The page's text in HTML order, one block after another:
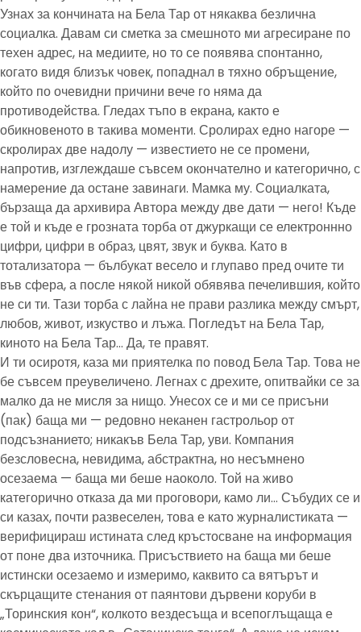
Узнах за кончината на Бела Тар от някаква безлична
социалка. Давам си сметка за смешното ми агресиране по
техен адрес, на медиите, но то се появява спонтанно,
когато видя близък човек, попаднал в тяхно обръщение,
който по очевидни причини вече го няма да
противодейства. Гледах тъпо в екрана, както е
обикновеното в такива моменти. Сролирах едно нагоре —
скролирах две надолу — известието не се промени,
напротив, изглеждаше съвсем окончателно и категорично, с
намерение да остане завинаги. Мамка му. Социалката,
бързаща да архивира Автора между две дати — него! Къде
е той и къде е грозната торба от джуркащи се електроннно
цифри, цифри в образ, цвят, звук и буква. Като в
тотализатора — бълбукат весело и глупаво пред очите ти
във сфера, а после някой никой обявява печелившия, който
не си ти. Тази торба с лайна не прави разлика между смърт,
любов, живот, изкуство и лъжа. Погледът на Бела Тар,
киното на Бела Тар… Да, те правят.
И ти осиротя, каза ми приятелка по повод Бела Тар. Това не
бе съвсем преувеличено. Легнах с дрехите, опитвайки се за
малко да не мисля за нищо. Унесох се и ми се присъни
(пак) баща ми — редовно неканен гастрольор от
подсъзнанието; никакъв Бела Тар, уви. Компания
безсловесна, невидима, абстрактна, но несъмнено
осезаема — баща ми беше наоколо. Той на живо
категорично отказа да ми проговори, камо ли… Събудих се и
си казах, почти развеселен, това е като журналистиката —
верифицираш истината след кръстосване на информация
от поне два източника. Присъствието на баща ми беше
истински осезаемо и измеримо, каквито са вятърът и
скърцащите стенания от паянтови дървени коруби в
„Торинския кон“, колкото вездесъща и всепоглъщаща е